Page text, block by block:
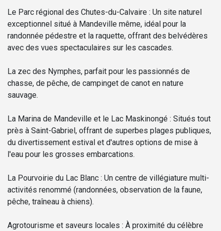
Le Parc régional des Chutes-du-Calvaire : Un site naturel
exceptionnel situé à Mandeville même, idéal pour la
randonnée pédestre et la raquette, offrant des belvédères
avec des vues spectaculaires sur les cascades.
La zec des Nymphes, parfait pour les passionnés de
chasse, de pêche, de campinget de canot en nature
sauvage.
La Marina de Mandeville et le Lac Maskinongé : Situés tout
près à Saint-Gabriel, offrant de superbes plages publiques,
du divertissement estival et d'autres options de mise à
l'eau pour les grosses embarcations.
La Pourvoirie du Lac Blanc : Un centre de villégiature multi-
activités renommé (randonnées, observation de la faune,
pêche, traîneau à chiens).
Agrotourisme et saveurs locales : À proximité du célèbre